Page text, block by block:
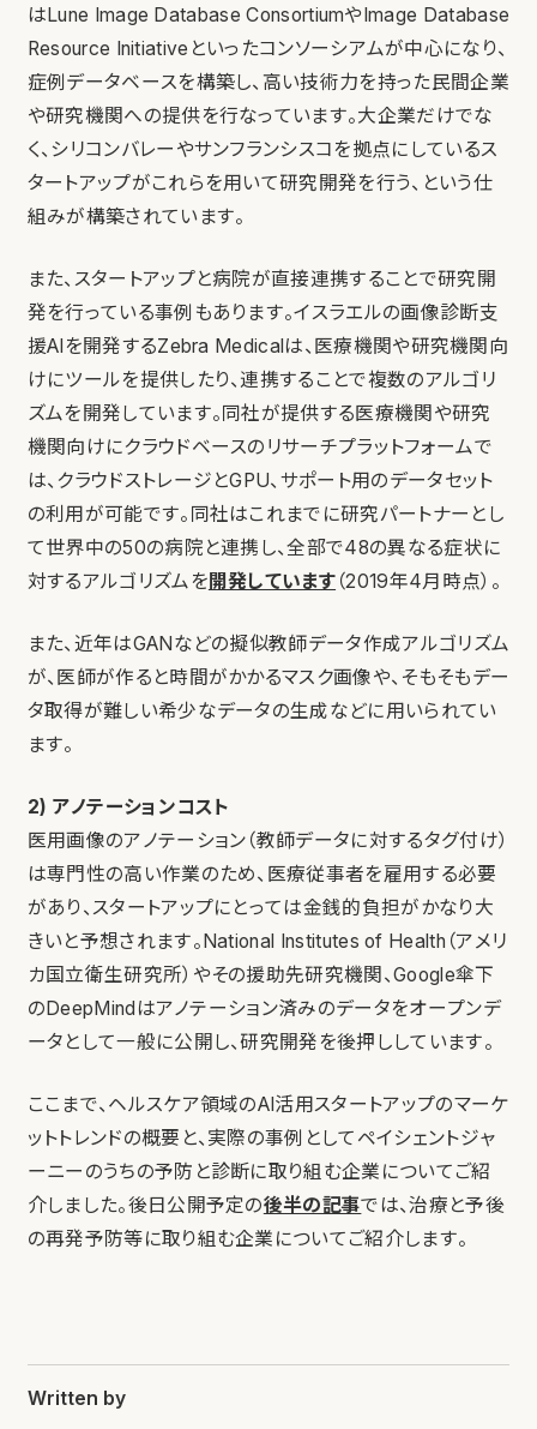
はLune Image Database ConsortiumやImage Database
Resource Initiativeといったコンソーシアムが中心になり、
症例データベースを構築し、高い技術力を持った民間企業
や研究機関への提供を行なっています。大企業だけでな
く、シリコンバレーやサンフランシスコを拠点にしているス
タートアップがこれらを用いて研究開発を行う、という仕
組みが構築されています。
また、スタートアップと病院が直接連携することで研究開
発を行っている事例もあります。イスラエルの画像診断支
援AIを開発するZebra Medicalは、医療機関や研究機関向
けにツールを提供したり、連携することで複数のアルゴリ
ズムを開発しています。同社が提供する医療機関や研究
機関向けにクラウドベースのリサーチプラットフォームで
は、クラウドストレージとGPU、サポート用のデータセット
の利用が可能です。同社はこれまでに研究パートナーとし
て世界中の50の病院と連携し、全部で48の異なる症状に
対するアルゴリズムを 開発しています （2019年4月時点）。
また、近年はGANなどの擬似教師データ作成アルゴリズム
が、医師が作ると時間がかかるマスク画像や、そもそもデー
タ取得が難しい希少なデータの生成などに用いられてい
ます。
2) アノテーションコスト
医用画像のアノテーション（教師データに対するタグ付け）
は専門性の高い作業のため、医療従事者を雇用する必要
があり、スタートアップにとっては金銭的負担がかなり大
きいと予想されます。National Institutes of Health（アメリ
カ国立衛生研究所）やその援助先研究機関、Google傘下
のDeepMindはアノテーション済みのデータをオープンデ
ータとして一般に公開し、研究開発を後押ししています。
ここまで、ヘルスケア領域のAI活用スタートアップのマーケ
ットトレンドの概要と、実際の事例としてペイシェントジャ
ーニーのうちの予防と診断に取り組む企業についてご紹
介しました。後日公開予定の後半の記事では、治療と予後
の再発予防等に取り組む企業についてご紹介します。
Written by